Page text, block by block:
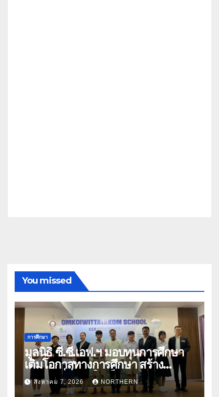
You missed
การศึกษา
มูลนิธิ ซี.ซี.เอฟ.ฯ มอบทุนการศึกษา
เติมโอกาสทางการศึกษา สร้าง
อนาคตที่มั่นคงให้เด็กและเยาวชน
ด้อยโอกาส
สิงหาคม 7, 2026 NORTHERN